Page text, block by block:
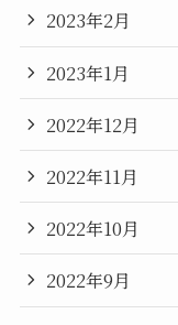
2023年2月
2023年1月
2022年12月
2022年11月
2022年10月
2022年9月